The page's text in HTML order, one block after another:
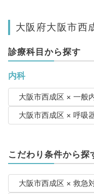
大阪府大阪市西
診療科目から探す
内科
大阪市西成区 × 一般
大阪市西成区 × 呼吸
こだわり条件から探
大阪市西成区 × 救急